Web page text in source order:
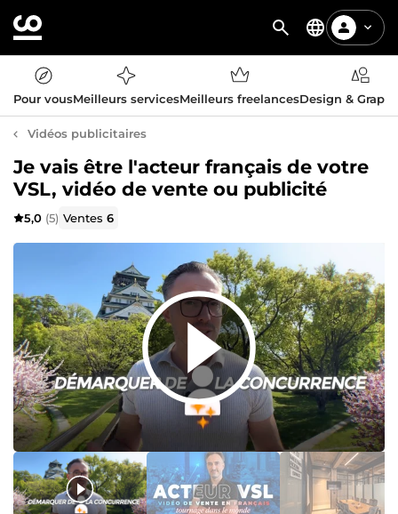
Pour vousMeilleurs servicesMeilleurs freelancesDesign &
Vidéos publicitaires
Je vais être l'acteur français de votre
VSL, vidéo de vente ou publicité
5,0 (5) Ventes6